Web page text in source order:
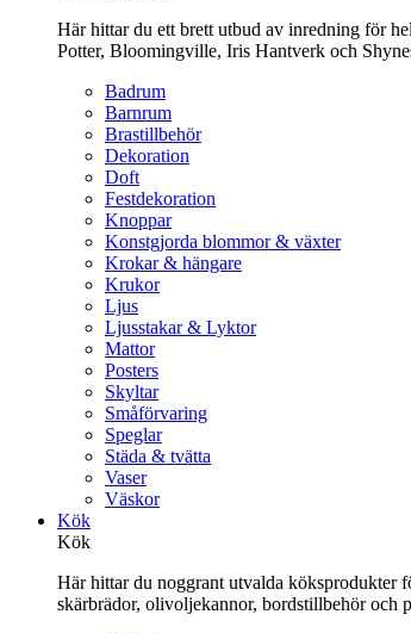
Här hittar du ett brett utbud av inredning för
Potter, Bloomingville, Iris Hantverk och
Badrum
Barnrum
Brastillbehör
Dekoration
Doft
Festdekoration
Knoppar
Konstgjorda blommor & växter
Krokar & hängare
Krukor
Ljus
Ljusstakar & Lyktor
Mattor
Posters
Skyltar
Småförvaring
Speglar
Städa & tvätta
Vaser
Väskor
Kök
Kök
Här hittar du noggrant utvalda köksprodukter
skärbrädor, olivoljekannor, bordstillbehör och